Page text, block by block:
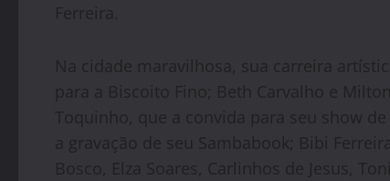
Ferreira.
Na cidade maravilhosa, sua carreira
para a Biscoito Fino; Beth Carvalho e
Toquinho, que a convida para seu show
a gravação de seu Sambabook; Bibi
Bosco, Elza Soares, Carlinhos de Jesus,